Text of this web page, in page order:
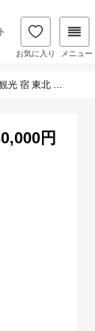
お気に入り メニュー
日 JTBW030T
円